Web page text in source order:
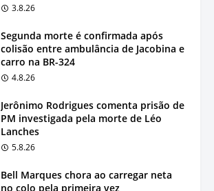
3.8.26
Segunda morte é confirmada após
colisão entre ambulância de Jacobina e
carro na BR-324
4.8.26
Jerônimo Rodrigues comenta prisão de
PM investigada pela morte de Léo
Lanches
5.8.26
Bell Marques chora ao carregar neta
no colo pela primeira vez